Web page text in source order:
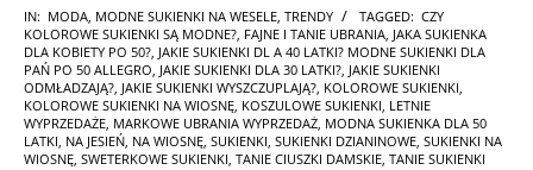
2024-
05-
12
IN: MODA MODNE SUKIENKI NA WESELE TRENDY TAGGED: CZY
KOLOROWE SUKIENKI SĄ MODNE? FAJNE I TANIE UBRANIA JAKA SUKIENKA
DLA KOBIETY PO 50? JAKIE SUKIENKI DL A 40 LATKI? MODNE SUKIENKI DLA
PAŃ PO 50 ALLEGRO JAKIE SUKIENKI DLA 30 LATKI? JAKIE SUKIENKI
ODMŁADZAJĄ? JAKIE SUKIENKI WYSZCZUPLAJĄ? KOLOROWE SUKIENKI
KOLOROWE SUKIENKI NA WIOSNĘ KOSZULOWE SUKIENKI LETNIE
WYPRZEDAŻE MARKOWE UBRANIA WYPRZEDAŻ MODNA SUKIENKA DLA 50
LATKI NA JESIEŃ NA WIOSNĘ SUKIENKI SUKIENKI DZIANINOWE SUKIENKI NA
WIOSNĘ SWETERKOWE SUKIENKI TANIE CIUSZKI DAMSKIE TANIE SUKIENKI